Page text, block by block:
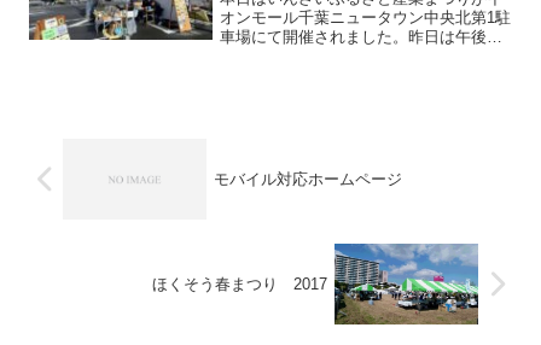
オンモール千葉ニュータウン中央北第1駐
車場にて開催されました。昨日は午後か
モバイル対応ホームページ
ほくそう春まつり 2017